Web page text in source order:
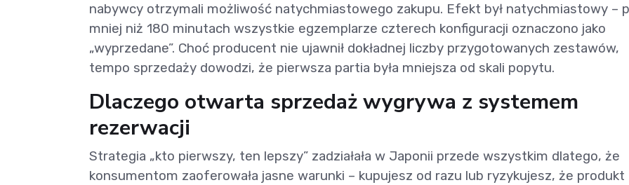
nabywcy otrzymali możliwość natychmiastowego zakupu. Efekt był natychmiastowy –
mniej niż 180 minutach wszystkie egzemplarze czterech konfiguracji oznaczono jako
„wyprzedane”. Choć producent nie ujawnił dokładnej liczby przygotowanych zestawów,
tempo sprzedaży dowodzi, że pierwsza partia była mniejsza od skali popytu.
Dlaczego otwarta sprzedaż wygrywa z systemem
rezerwacji
Strategia „kto pierwszy, ten lepszy” zadziałała w Japonii przede wszystkim dlatego, że
konsumentom zaoferowała jasne warunki – kupujesz od razu lub ryzykujesz, że produkt